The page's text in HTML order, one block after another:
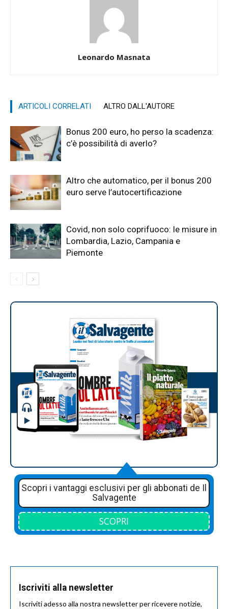
Leonardo Masnata
ARTICOLI CORRELATI ALTRO DALL'AUTORE
Bonus 200 euro, ho perso la scadenza:
c’è possibilità di averlo?
Altro che automatico, per il bonus 200
euro serve l’autocertificazione
Covid, non solo coprifuoco: le misure in
Lombardia, Lazio, Campania e
Piemonte
Scopri i vantaggi esclusivi per gli abbonati de Il
Salvagente
SCOPRI
Iscriviti alla newsletter
Iscriviti adesso alla nostra newsletter per ricevere notizie,